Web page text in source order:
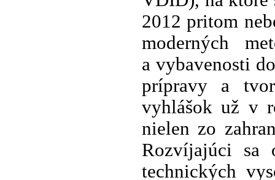
2012 pritom
moderných
a vybavenosti
prípravy a
vyhlášok už v
nielen zo
Rozvíjajúci sa
technických